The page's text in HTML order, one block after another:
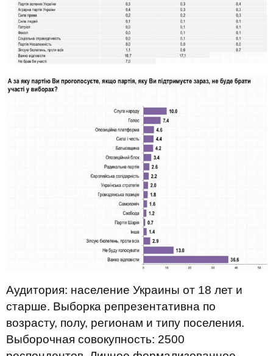
Аудитория: население Украины от 18 лет и
старше. Выборка репрезентативна по
возрасту, полу, регионам и типу поселения.
Выборочная совокупность: 2500